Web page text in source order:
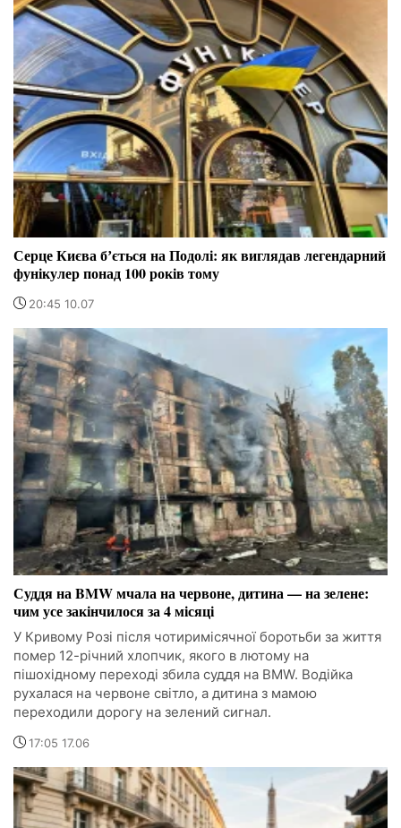
Серце Києва бʼється на Подолі: як виглядав легендарний
фунікулер понад 100 років тому
20:45 10.07
Суддя на BMW мчала на червоне, дитина — на зелене:
чим усе закінчилося за 4 місяці
У Кривому Розі після чотиримісячної боротьби за життя
помер 12-річний хлопчик, якого в лютому на
пішохідному переході збила суддя на BMW. Водійка
рухалася на червоне світло, а дитина з мамою
переходили дорогу на зелений сигнал.
17:05 17.06